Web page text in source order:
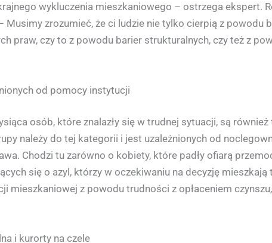
wykluczenia mieszkaniowego – ostrzega ekspert.
Musimy zrozumieć, że ci ludzie nie tylko cierpią z
praw, czy to z powodu barier strukturalnych, czy też z
od pomocy instytucji
osób, które znalazły się w trudnej sytuacji, są
należy do tej kategorii i jest uzależnionych od
Chodzi tu zarówno o kobiety, które padły ofiarą
się o azyl, którzy w oczekiwaniu na decyzję
mieszkaniowej z powodu trudności z opłaceniem
i kurorty na czele